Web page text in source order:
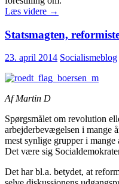
Læs videre Målet
alt
→
Statsmagten,
23. april 2014 Socialismeblog
Af Martin D
Spørgsmålet om revolution
arbejderbevægelsen i mange
mest synlige grupper i
Det være sig
Det har bl.a. betydet, at